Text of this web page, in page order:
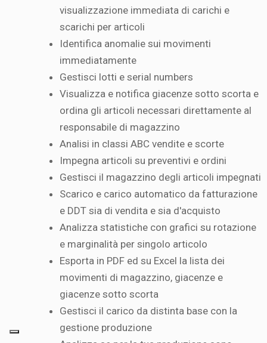
visualizzazione immediata di carichi e
scarichi per articoli
Identifica anomalie sui movimenti
immediatamente
Gestisci lotti e serial numbers
Visualizza e notifica giacenze sotto scorta e
ordina gli articoli necessari direttamente al
responsabile di magazzino
Analisi in classi ABC vendite e scorte
Impegna articoli su preventivi e ordini
Gestisci il magazzino degli articoli impegnati
Scarico e carico automatico da fatturazione
e DDT sia di vendita e sia d'acquisto
Analizza statistiche con grafici su rotazione
e marginalità per singolo articolo
Esporta in PDF ed su Excel la lista dei
movimenti di magazzino, giacenze e
giacenze sotto scorta
Gestisci il carico da distinta base con la
gestione produzione